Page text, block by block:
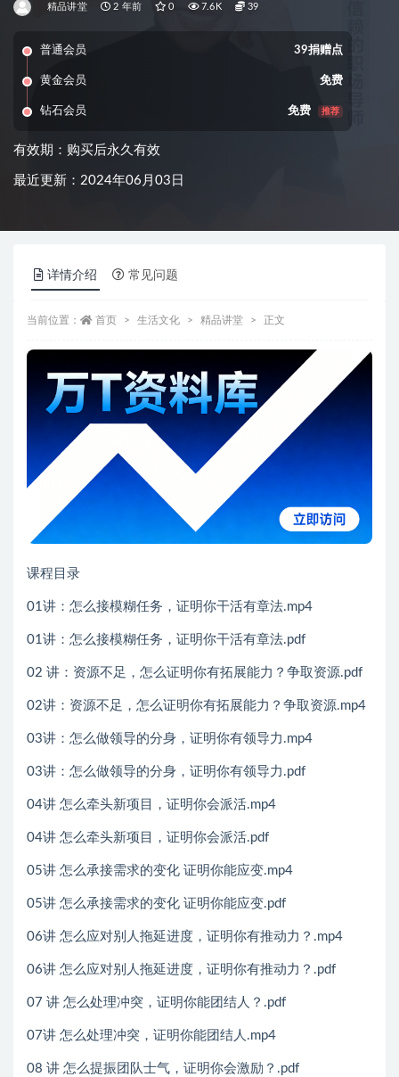
精品讲堂 2 年前 0 7.6K 39
普通会员 39捐赠点
黄金会员 免费
钻石会员 免费 推荐
有效期：购买后永久有效
最近更新：2024年06月03日
详情介绍 常见问题
当前位置： 首页 生活文化 精品讲堂 正文
课程目录
01讲：怎么接模糊任务，证明你干活有章法.mp4
01讲：怎么接模糊任务，证明你干活有章法.pdf
02 讲：资源不足，怎么证明你有拓展能力？争取资源.pdf
02讲：资源不足，怎么证明你有拓展能力？争取资源.mp4
03讲：怎么做领导的分身，证明你有领导力.mp4
03讲：怎么做领导的分身，证明你有领导力.pdf
04讲 怎么牵头新项目，证明你会派活.mp4
04讲 怎么牵头新项目，证明你会派活.pdf
05讲 怎么承接需求的变化 证明你能应变.mp4
05讲 怎么承接需求的变化 证明你能应变.pdf
06讲 怎么应对别人拖延进度，证明你有推动力？.mp4
06讲 怎么应对别人拖延进度，证明你有推动力？.pdf
07 讲 怎么处理冲突，证明你能团结人？.pdf
07讲 怎么处理冲突，证明你能团结人.mp4
08 讲 怎么提振团队士气，证明你会激励？.pdf